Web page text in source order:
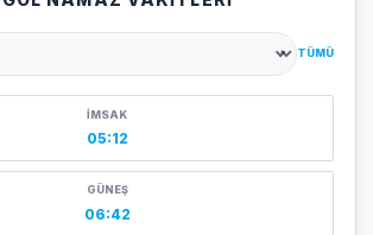
TÜMÜ
İMSAK
05:12
GÜNEŞ
06:42